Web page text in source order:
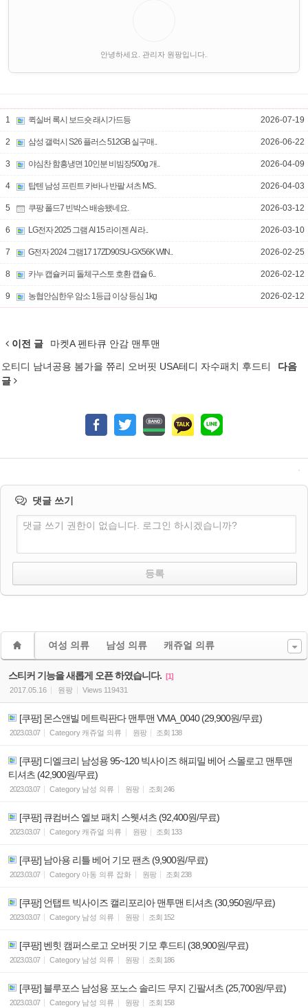
안녕하세요. 관리자 원팡입니다.
1 퀵실버 록시 보드숏 래시가드등 2026-07-19
2 삼성 갤럭시 S26 플러스 512GB 실구매.. 2026-06-22
3 야심찬 함흥냉면 10인분 비빔장500g 개.. 2026-04-09
4 탑텐 남성 프린트 카바나 반팔 셔츠 MS.. 2026-04-03
5 쿠팡 폴드7 빈박스 배송됐네요. 2026-03-12
6 LG전자 2025 그램 AI 15 라이젠 AI 라.. 2026-03-10
7 G전자 2024 그램17 17ZD90SU-GX56K WIN.. 2026-02-25
8 카누 캡슐커피 돌체구스토 호환 캡슐 6.. 2026-02-12
9 농협안심한우 암소 1등급 이상 등심 1kg 2026-02-12
이전 글 마켓A 펜타큐 안감 맨투맨
오티디 남녀공용 봄가을 쮸리 오버핏 USA테디 자수패치 후드티
다음
글
댓글 쓰기
댓글 쓰기 권한이 없습니다. 로그인 하시겠습니까?
여성 의류 남성 의류 캐쥬얼 의류
스티커 기능을 새롭게 오픈 하였습니다. [1]
2017.05.16
원팡 Views 119431
[쿠팡] 몬스앤빌 메트릭판다 맨투맨 VMA_0040 (29,900원/무료)
2023.03.07 Category 캐쥬얼 의류 원팡 조회 138
[쿠팡] 디엘크리 남성용 95~120 빅사이즈 해피밀 베어 스몰로고 맨투맨
티셔츠 (42,900원/무료)
2023.03.07 Category 남성 의류 원팡 조회 246
[쿠팡] 큐컴버스 엘보 패치 스웻셔츠 (92,400원/무료)
2023.03.07 Category 캐쥬얼 의류 원팡 조회 133
[쿠팡] 남아용 리틀 베어 기모 팬츠 (9,900원/무료)
2023.03.07 Category 아동 의류 잡화 원팡 조회 238
[쿠팡] 언탭트 빅사이즈 캘리포리아 맨투맨 티셔츠 (30,950원/무료)
2023.03.07 Category 남성 의류 원팡 조회 152
[쿠팡] 벤힛 캠퍼스로고 오버핏 기모 후드티 (38,900원/무료)
2023.03.07 Category 남성 의류 원팡 조회 186
[쿠팡] 블루포스 남성용 포노스 솔리드 무지 긴팔셔츠 (25,700원/무료)
2023.03.07 Category 남성 의류 원팡 조회 158